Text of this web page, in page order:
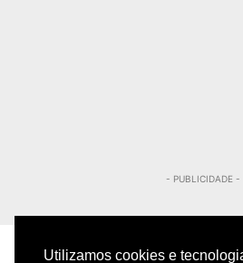
Utilizamos cookies e
- PUBLICIDADE -